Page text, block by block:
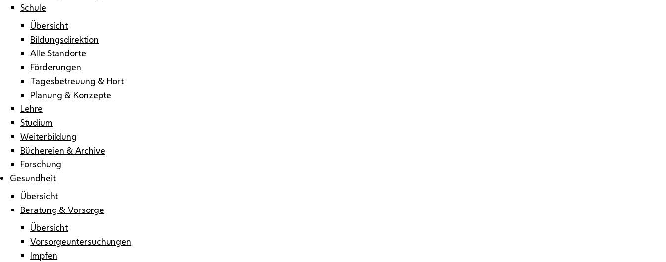
Schule
Übersicht
Bildungsdirektion
Alle Standorte
Förderungen
Tagesbetreuung & Hort
Planung & Konzepte
Lehre
Studium
Weiterbildung
Büchereien & Archive
Forschung
Gesundheit
Übersicht
Beratung & Vorsorge
Übersicht
Vorsorgeuntersuchungen
Impfen